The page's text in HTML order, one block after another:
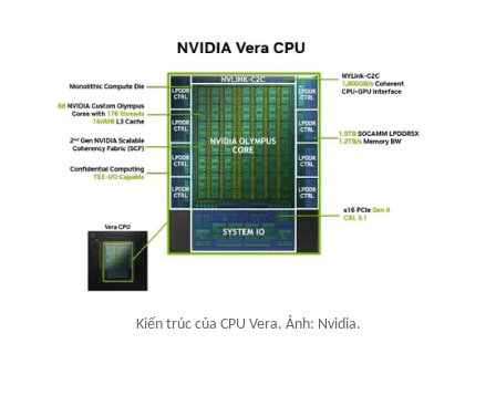
Kiến trúc của CPU Vera. Ảnh: Nvidia.